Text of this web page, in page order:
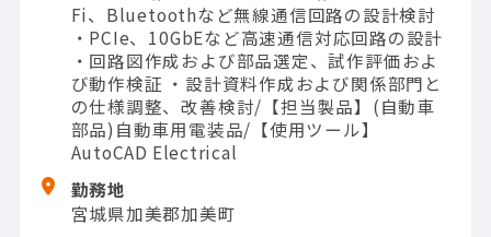
Fi、Bluetoothなど無線通信回路の設計検討
・PCIe、10GbEなど高速通信対応回路の設計
・回路図作成および部品選定、試作評価およ
び動作検証 ・設計資料作成および関係部門と
の仕様調整、改善検討/【担当製品】(自動車
部品)自動車用電装品/【使用ツール】
AutoCAD Electrical
勤務地
宮城県加美郡加美町